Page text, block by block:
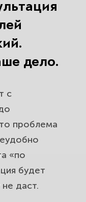
дело.
с
проблема
«по
будет
даст.